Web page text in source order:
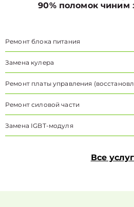
90% поломок чиним
Ремонт блока питания
Замена кулера
Ремонт платы управления
Ремонт силовой части
Замена IGBT-модуля
Все